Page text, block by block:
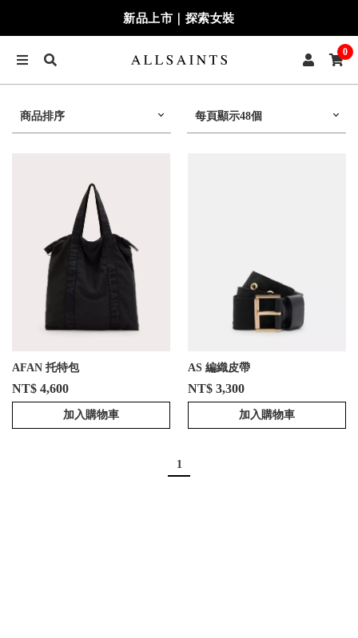
新品上市｜探索女裝
0
商品排序 每頁顯示48個
AFAN 托特包
NT$ 4,600
加入購物車
AS 編織皮帶
NT$ 3,300
加入購物車
1